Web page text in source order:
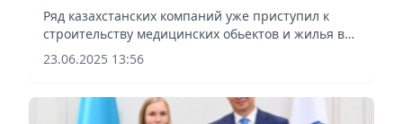
Ряд казахстанских компаний уже приступил к
строительству медицинских обьектов и жилья в
Азербайджане, сообщает Vecher.kz.
23.06.2025 13:56